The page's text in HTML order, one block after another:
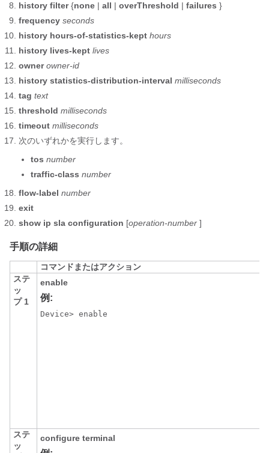
history filter{none | all | overThreshold | failures }
frequency seconds
history hours-of-statistics-kept hours
history lives-kept lives
ownerowner-id
history statistics-distribution-interval milliseconds
tag text
threshold milliseconds
timeout milliseconds
次のいずれかを実行します。
tos number
traffic-class number
flow-label number
exit
show ip sla configuration [operation-number ]
手順の詳細
コマンドまたはアクション
ステ
ッ
プ 1
enable
例:
Device> enable
ステ
ッ
configure terminal